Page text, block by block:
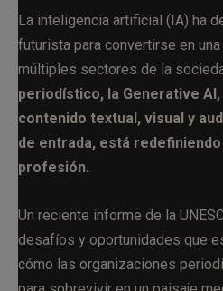
La inteligencia artificial (IA) ha
futurista para convertirse en
múltiples sectores de la
periodístico, la Generative
contenido textual, visual y
de entrada, está
profesión.
Un reciente informe de la
desafíos y oportunidades que
cómo las organizaciones